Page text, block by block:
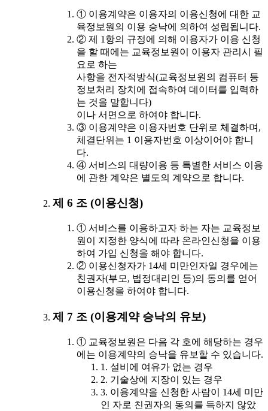
① 이용계약은 이용자의 이용신청에 대한 교
육정보원의 이용 승낙에 의하여 성립됩니다.
② 제 1항의 규정에 의해 이용자가 이용 신청
을 할 때에는 교육정보원이 이용자 관리시 필
요로 하는
사항을 전자적방식(교육정보원의 컴퓨터 등
정보처리 장치에 접속하여 데이터를 입력하
는 것을 말합니다)
이나 서면으로 하여야 합니다.
③ 이용계약은 이용자번호 단위로 체결하며,
체결단위는 1 이용자번호 이상이어야 합니
다.
④ 서비스의 대량이용 등 특별한 서비스 이용
에 관한 계약은 별도의 계약으로 합니다.
제 6 조 (이용신청)
① 서비스를 이용하고자 하는 자는 교육정보
원이 지정한 양식에 따라 온라인신청을 이용
하여 가입 신청을 해야 합니다.
② 이용신청자가 14세 미만인자일 경우에는
친권자(부모, 법정대리인 등)의 동의를 얻어
이용신청을 하여야 합니다.
제 7 조 (이용계약 승낙의 유보)
① 교육정보원은 다음 각 호에 해당하는 경우
에는 이용계약의 승낙을 유보할 수 있습니다.
1. 설비에 여유가 없는 경우
2. 기술상에 지장이 있는 경우
3. 이용계약을 신청한 사람이 14세 미만
인 자로 친권자의 동의를 득하지 않았